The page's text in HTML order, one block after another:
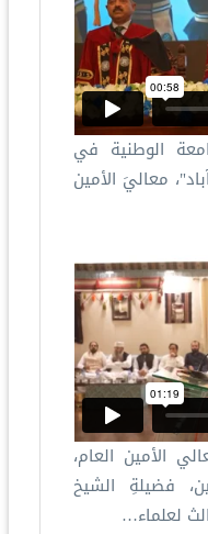
الوطنية في
معاليَ الأمين
الأمين العام،
فضيلةِ الشيخ
لعلماء…